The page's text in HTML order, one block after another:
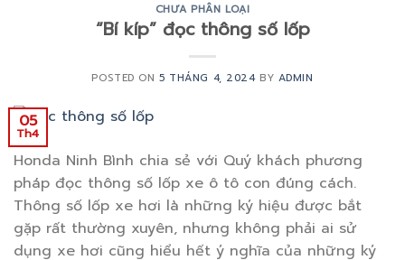
CHƯA PHÂN LOẠI
“Bí kíp” đọc thông số lốp
POSTED ON5 THÁNG 4, 2024BY ADMIN
05
Th4
Honda Ninh Bình chia sẻ với Quý khách phương
pháp đọc thông số lốp xe ô tô con đúng cách.
Thông số lốp xe hơi là những ký hiệu được bắt
gặp rất thường xuyên, nhưng không phải ai sử
dụng xe hơi cũng hiểu hết ý nghĩa của những ký